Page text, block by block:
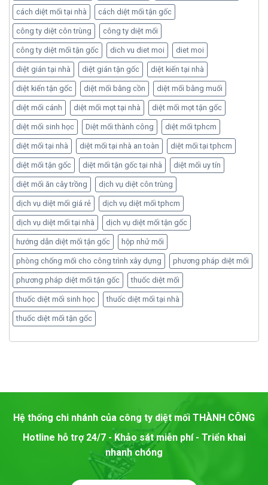
cách diệt mối tại nhà cách diệt mối tận gốc
công ty diệt côn trùng công ty diệt mối
công ty diệt mối tận gốc dich vu diet moi diet moi
diệt gián tại nhà diệt gián tận gốc diệt kiến tại nhà
diệt kiến tận gốc diệt mối bằng cồn diệt mối bằng muối
diệt mối cánh diệt mối mọt tại nhà diệt mối mọt tận gốc
diệt mối sinh học Diệt mối thành công diệt mối tphcm
diệt mối tại nhà diệt mối tại nhà an toàn diệt mối tại tphcm
diệt mối tận gốc diệt mối tận gốc tại nhà diệt mối uy tín
diệt mối ăn cây trồng dịch vụ diệt côn trùng
dịch vụ diệt mối giá rẻ dịch vụ diệt mối tphcm
dịch vụ diệt mối tại nhà dịch vụ diệt mối tận gốc
hướng dẫn diệt mối tận gốc hộp nhử mối
phòng chống mối cho công trình xây dựng phương pháp diệt mối
phương pháp diệt mối tận gốc thuốc diệt mối
thuốc diệt mối sinh học thuốc diệt mối tại nhà
thuốc diệt mối tận gốc
Hệ thống chi nhánh của công ty diệt mối THÀNH CÔNG
Hotline hỗ trợ 24/7 - Khảo sát miễn phí - Triển khai
nhanh chóng